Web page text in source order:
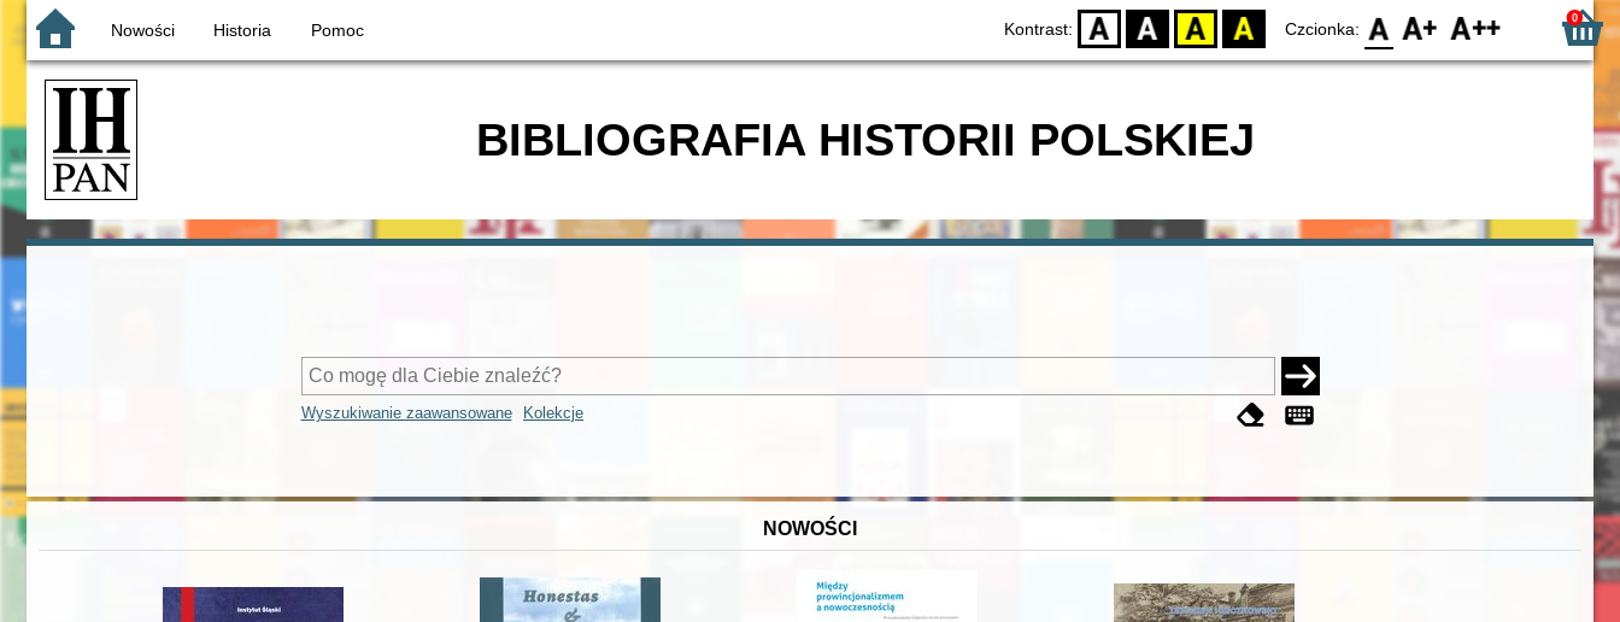
Nowości Historia Pomoc Kontrast: D BW YB BY Czcionka: F0 F1 F2 0
BIBLIOGRAFIA HISTORII POLSKIEJ
Wyszukiwanie zaawansowane Kolekcje
NOWOŚCI